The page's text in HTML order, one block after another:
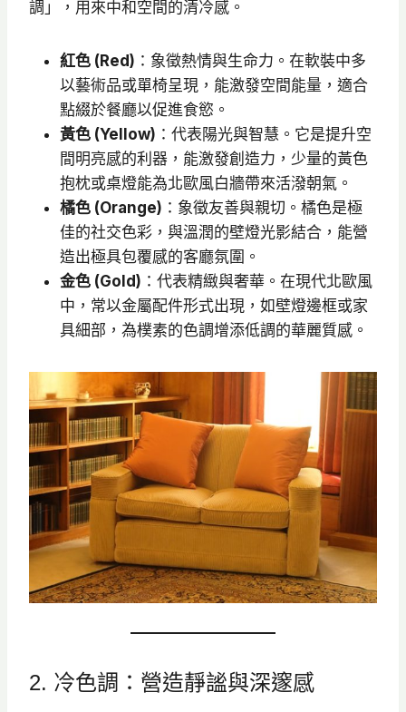
調」，用來中和空間的清冷感。
紅色 (Red) ：象徵熱情與生命力。在軟裝中多
以藝術品或單椅呈現，能激發空間能量，適合
點綴於餐廳以促進食慾。
黃色 (Yellow) ：代表陽光與智慧。它是提升空
間明亮感的利器，能激發創造力，少量的黃色
抱枕或桌燈能為北歐風白牆帶來活潑朝氣。
橘色 (Orange) ：象徵友善與親切。橘色是極
佳的社交色彩，與溫潤的壁燈光影結合，能營
造出極具包覆感的客廳氛圍。
金色 (Gold) ：代表精緻與奢華。在現代北歐風
中，常以金屬配件形式出現，如壁燈邊框或家
具細部，為樸素的色調增添低調的華麗質感。
2. 冷色調：營造靜謐與深邃感